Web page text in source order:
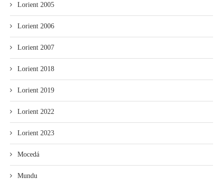
Lorient 2005
Lorient 2006
Lorient 2007
Lorient 2018
Lorient 2019
Lorient 2022
Lorient 2023
Mocedá
Mundu